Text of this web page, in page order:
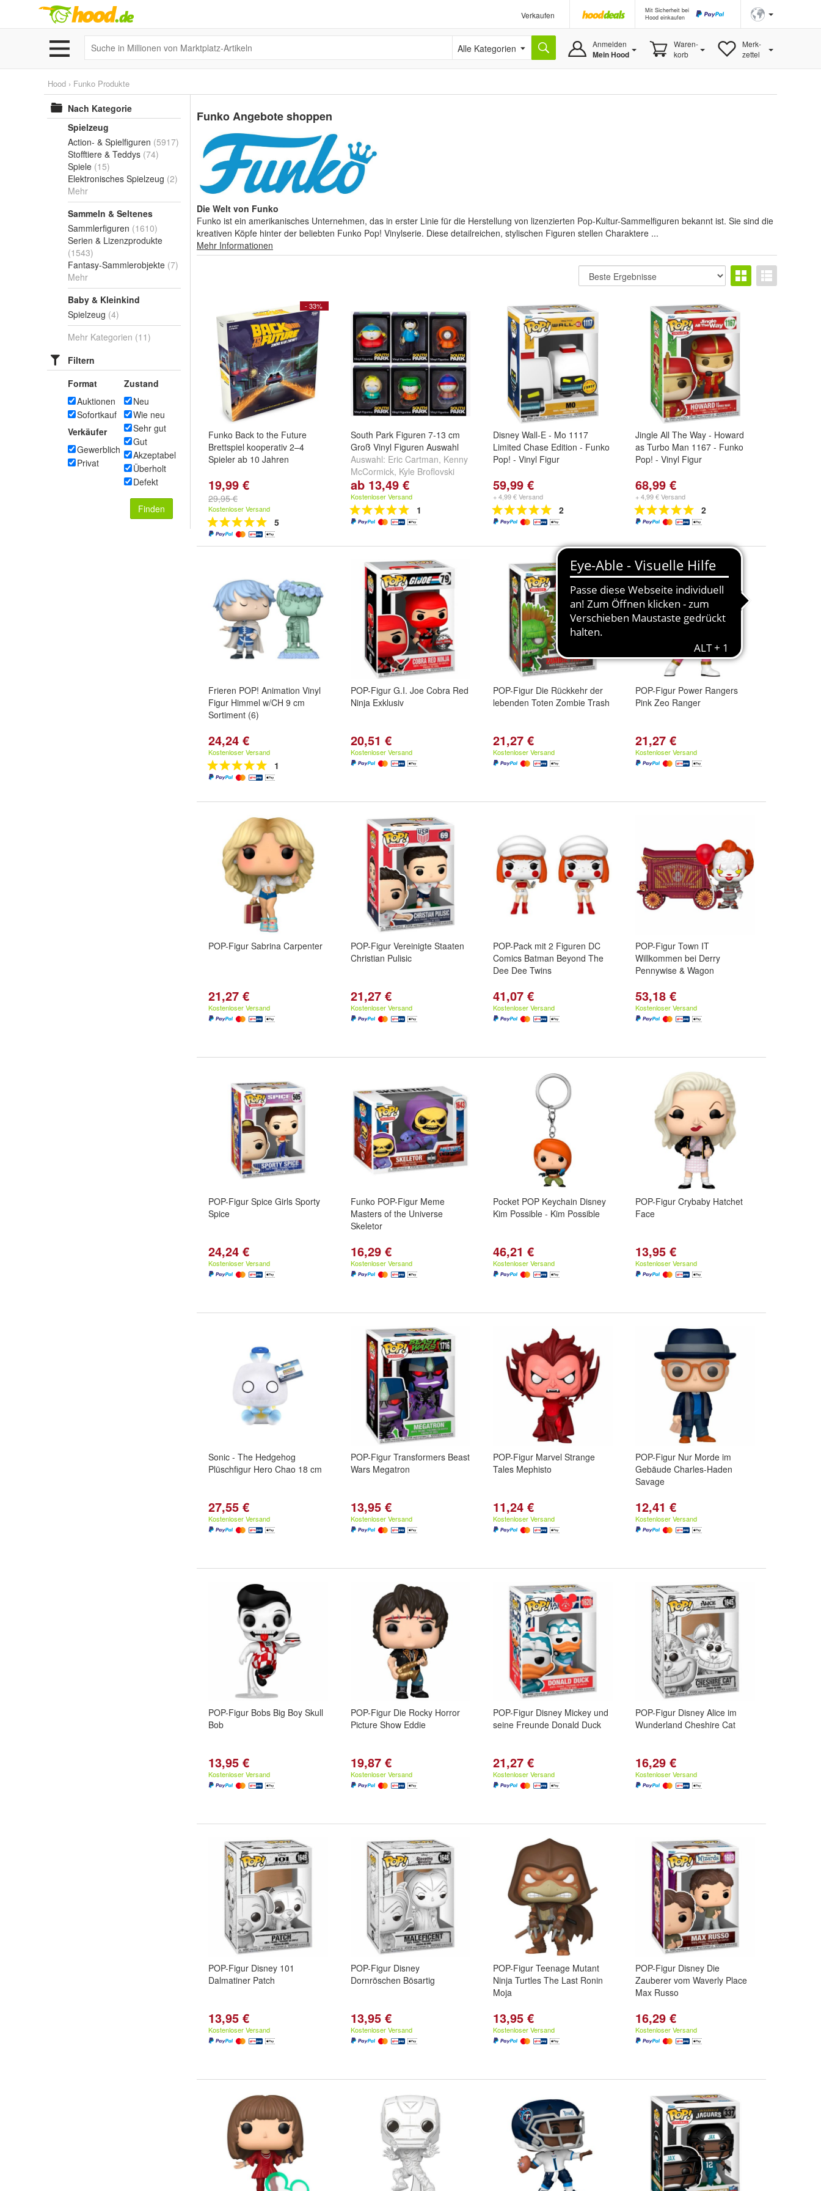
Verkaufen
Mit Sicherheit bei
Hood einkaufen
Alle Kategorien Anmelden
Mein Hood
Waren-
korb
Merk-
zettel
Hood › Funko Produkte
Nach Kategorie
Spielzeug
Action- & Spielfiguren (5917)
Stofftiere & Teddys (74)
Spiele (15)
Elektronisches Spielzeug (2)
Mehr
Sammeln & Seltenes
Sammlerfiguren (1610)
Serien & Lizenzprodukte
(1543)
Fantasy-Sammlerobjekte (7)
Mehr
Baby & Kleinkind
Spielzeug (4)
Mehr Kategorien (11)
Filtern
Format
Auktionen
Sofortkauf
Verkäufer
Gewerblich
Privat
Zustand
Neu
Wie neu
Sehr gut
Gut
Akzeptabel
Überholt
Defekt
Finden
FunkoAngebote shoppen
Die Welt von Funko
Funko ist ein amerikanisches Unternehmen, das in erster Linie für die Herstellung von lizenzierten Pop-Kultur-Sammelfiguren bekannt ist. Sie sind die
kreativen Köpfe hinter der beliebten Funko Pop! Vinylserie. Diese detailreichen, stylischen Figuren stellen Charaktere ...
Mehr Informationen
- 33%
Funko Back to the Future
Brettspiel kooperativ 2–4
Spieler ab 10 Jahren
19,99 €
29,95 €
Kostenloser Versand
5
South Park Figuren 7-13 cm
Groß Vinyl Figuren Auswahl
Auswahl: Eric Cartman, Kenny
McCormick, Kyle Broflovski
und weitere ...
ab 13,49 €
Kostenloser Versand
1
Disney Wall-E - Mo 1117
Limited Chase Edition - Funko
Pop! - Vinyl Figur
59,99 €
+ 4,99 € Versand
2
Jingle All The Way - Howard
as Turbo Man 1167 - Funko
Pop! - Vinyl Figur
68,99 €
+ 4,99 € Versand
2
Frieren POP! Animation Vinyl
Figur Himmel w/CH 9 cm
Sortiment (6)
24,24 €
Kostenloser Versand
1
POP-Figur G.I. Joe Cobra Red
Ninja Exklusiv
20,51 €
Kostenloser Versand
POP-Figur Die Rückkehr der
lebenden Toten Zombie Trash
21,27 €
Kostenloser Versand
POP-Figur Power Rangers
Pink Zeo Ranger
21,27 €
Kostenloser Versand
POP-Figur Sabrina Carpenter
21,27 €
Kostenloser Versand
POP-Figur Vereinigte Staaten
Christian Pulisic
21,27 €
Kostenloser Versand
POP-Pack mit 2 Figuren DC
Comics Batman Beyond The
Dee Dee Twins
41,07 €
Kostenloser Versand
POP-Figur Town IT
Willkommen bei Derry
Pennywise & Wagon
53,18 €
Kostenloser Versand
POP-Figur Spice Girls Sporty
Spice
24,24 €
Kostenloser Versand
Funko POP-Figur Meme
Masters of the Universe
Skeletor
16,29 €
Kostenloser Versand
Pocket POP Keychain Disney
Kim Possible - Kim Possible
46,21 €
Kostenloser Versand
POP-Figur Crybaby Hatchet
Face
13,95 €
Kostenloser Versand
Sonic - The Hedgehog
Plüschfigur Hero Chao 18 cm
27,55 €
Kostenloser Versand
POP-Figur Transformers Beast
Wars Megatron
13,95 €
Kostenloser Versand
POP-Figur Marvel Strange
Tales Mephisto
11,24 €
Kostenloser Versand
POP-Figur Nur Morde im
Gebäude Charles-Haden
Savage
12,41 €
Kostenloser Versand
POP-Figur Bobs Big Boy Skull
Bob
13,95 €
Kostenloser Versand
POP-Figur Die Rocky Horror
Picture Show Eddie
19,87 €
Kostenloser Versand
POP-Figur Disney Mickey und
seine Freunde Donald Duck
21,27 €
Kostenloser Versand
POP-Figur Disney Alice im
Wunderland Cheshire Cat
16,29 €
Kostenloser Versand
POP-Figur Disney 101
Dalmatiner Patch
13,95 €
Kostenloser Versand
POP-Figur Disney
Dornröschen Bösartig
13,95 €
Kostenloser Versand
POP-Figur Teenage Mutant
Ninja Turtles The Last Ronin
Moja
13,95 €
Kostenloser Versand
POP-Figur Disney Die
Zauberer vom Waverly Place
Max Russo
16,29 €
Kostenloser Versand